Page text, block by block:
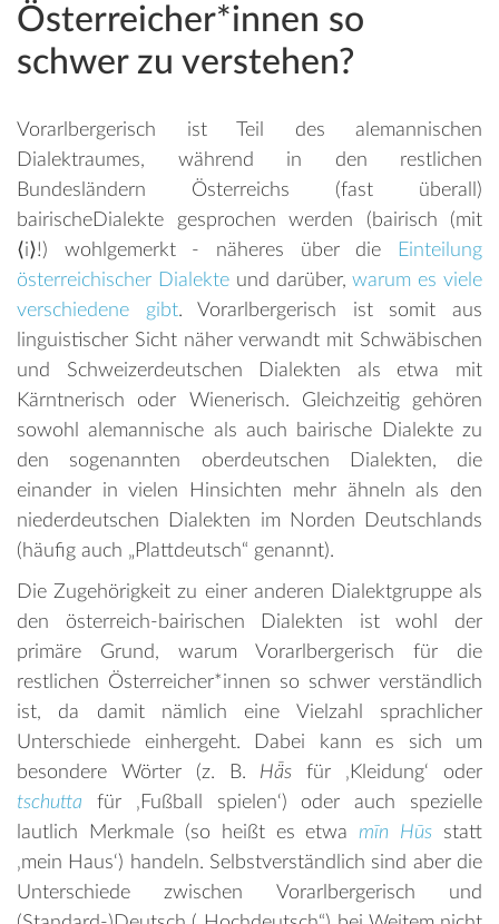
Österreicher*innen so
schwer zu verstehen?
Vorarlbergerisch ist Teil des alemannischen
Dialektraumes, während in den restlichen
Bundesländern Österreichs (fast überall)
bairischeDialekte gesprochen werden (bairisch (mit
⟨i⟩!) wohlgemerkt - näheres über die
Einteilung
österreichischer Dialekteund darüber,warum es viele
verschiedene gibt. Vorarlbergerisch ist somit aus
linguistischer Sicht näher verwandt mit Schwäbischen
und Schweizerdeutschen Dialekten als etwa mit
Kärntnerisch oder Wienerisch. Gleichzeitig gehören
sowohl alemannische als auch bairische Dialekte zu
den sogenannten oberdeutschen Dialekten, die
einander in vielen Hinsichten mehr ähneln als den
niederdeutschen Dialekten im Norden Deutschlands
(häufig auch „Plattdeutsch“ genannt).
Die Zugehörigkeit zu einer anderen Dialektgruppe als
den österreich-bairischen Dialekten ist wohl der
primäre Grund, warum Vorarlbergerisch für die
restlichen Österreicher*innen so schwer verständlich
ist, da damit nämlich eine Vielzahl sprachlicher
Unterschiede einhergeht. Dabei kann es sich um
besondere Wörter (z. B. Hǟs für ‚Kleidung‘ oder
tschutta
für ‚Fußball spielen‘) oder auch spezielle
lautlich Merkmale (so heißt es etwa mīn Hūs statt
‚mein Haus‘) handeln. Selbstverständlich sind aber die
Unterschiede zwischen Vorarlbergerisch und